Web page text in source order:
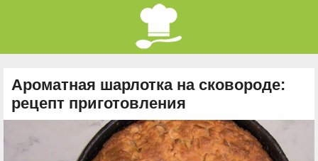
Ароматная шарлотка на сковороде:
рецепт приготовления